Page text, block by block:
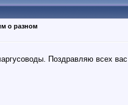
о разном
Поздравляю всех